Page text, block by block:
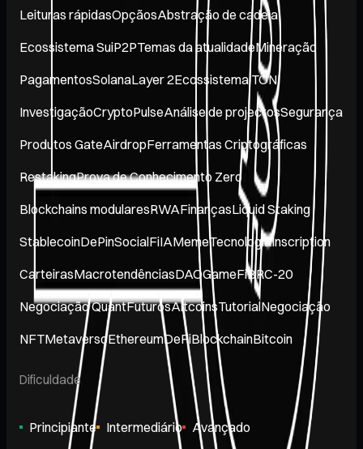
Leituras rápidasOpçãosAbstração de cadeia
Ecossistema SuiP2PTemas da atualidadeMineração
PagamentosSolanaLayer 2Ecossistema TON
InvestigaçãoCryptoPulseAnálise de projectosSegurança
Produtos GateAirdropFerramentas Criptográficas
RestakingProva de Conhecimento Zero
Blockchains modularesRWAFinançasLiquid Staking
StablecoinDePinSocialFiIAMemeTecnologiaInscription
CarteirasMacrotendênciasDAOGameFiBRC-20
Negociação QuantFuturosAltcoinsTutorialNegociação
NFTMetaversoEthereumDeFiBlockchainBitcoin
Dificuldade
Principiante Intermediário Avançado